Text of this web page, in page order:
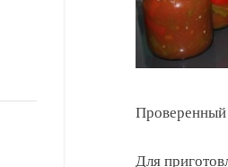
Проверенный
Для